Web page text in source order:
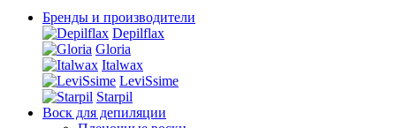
Бренды и производители
Depilflax
Gloria
Italwax
LeviSsime
Starpil
Воск для депиляции